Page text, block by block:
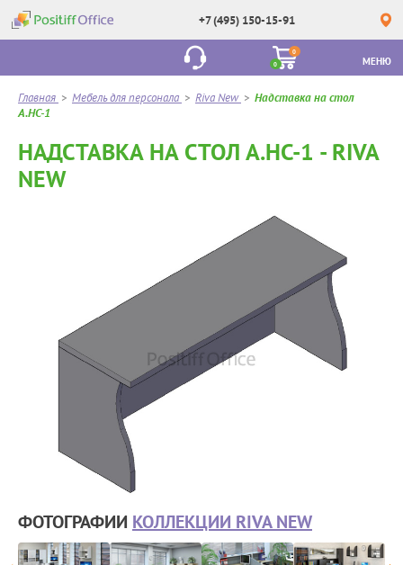
+7 (495) 150-15-91
0
0
МЕНЮ
Главная > Мебель для персонала > Riva New > Надставка на стол
А.НС-1
НАДСТАВКА НА СТОЛ А.НС-1 - RIVA
NEW
ФОТОГРАФИИ КОЛЛЕКЦИИ RIVA NEW